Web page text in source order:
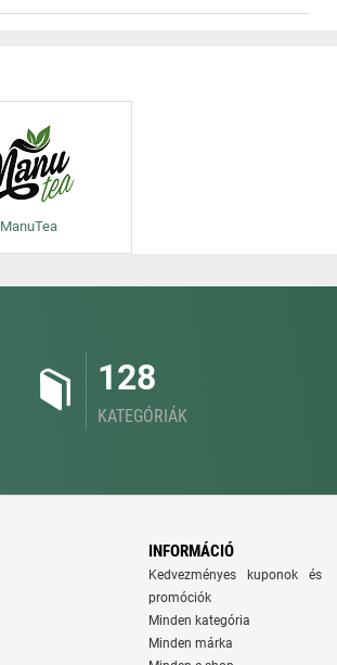
ManuTea
128
KATEGÓRIÁK
INFORMÁCIÓ
Kedvezményes kuponok és
promóciók
Minden kategória
Minden márka